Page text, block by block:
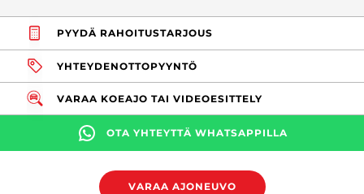
PYYDÄ RAHOITUSTARJOUS
YHTEYDENOTTOPYYNTÖ
VARAA KOEAJO TAI VIDEOESITTELY
OTA YHTEYTTÄ WHATSAPPILLA
VARAA AJONEUVO